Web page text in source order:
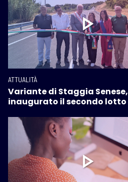
ATTUALITÀ
Variante di Staggia Senese,
inaugurato il secondo lotto